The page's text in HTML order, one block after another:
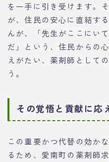
を一手に引き受けます。
が、住民の安心に直結す
んが、「先生がここにい
だ」という、住民からの
えがたい、薬剤師として
う。
その覚悟と貢献に応
この重要かつ代替の効か
るため、愛南町の薬剤師